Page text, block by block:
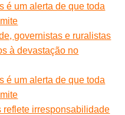
é um alerta de que toda
governistas e ruralistas
à devastação no
é um alerta de que toda
reflete irresponsabilidade